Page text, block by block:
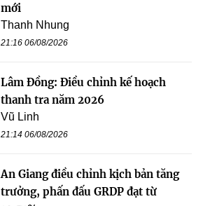
mới
Thanh Nhung
21:16 06/08/2026
Lâm Đồng: Điều chỉnh kế hoạch
thanh tra năm 2026
Vũ Linh
21:14 06/08/2026
An Giang điều chỉnh kịch bản tăng
trưởng, phấn đấu GRDP đạt từ